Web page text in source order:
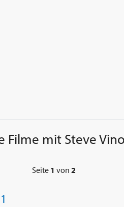
Filme mitSteve
Seite 1 von 2